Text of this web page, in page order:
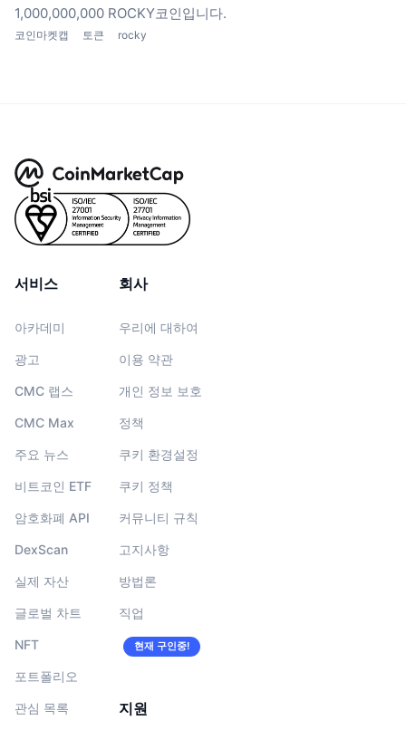
1,000,000,000 ROCKY코인입니다.
코인마켓캡 토큰 rocky
서비스
아카데미
광고
CMC 랩스
CMC Max
주요 뉴스
비트코인 ETF
암호화폐 API
DexScan
실제 자산
글로벌 차트
NFT
포트폴리오
관심 목록
회사
우리에 대하여
이용 약관
개인 정보 보호
정책
쿠키 환경설정
쿠키 정책
커뮤니티 규칙
고지사항
방법론
직업
현재 구인중!
지원